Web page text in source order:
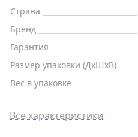
Страна
Бренд
Гарантия
Размер упаковки (ДxШxВ)
Вес в упаковке
Все характеристики